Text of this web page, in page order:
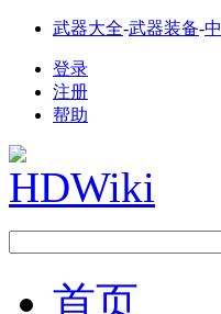
武器大全-武器装备-
登录
注册
帮助
首页